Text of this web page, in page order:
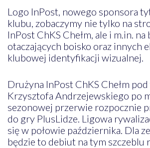
Logo InPost, nowego sponsora
klubu, zobaczymy nie tylko na
InPost ChKS Chełm, ale i m.in. na
otaczających boisko oraz innych
klubowej identyfikacji wizualnej.
Drużyna InPost ChKS Chełm
Krzysztofa Andrzejewskiego po
sezonowej przerwie rozpocznie
do gry PlusLidze. Ligowa
się w połowie października. Dla
będzie to debiut na tym szczeblu